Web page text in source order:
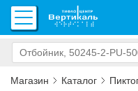
Магазин Каталог